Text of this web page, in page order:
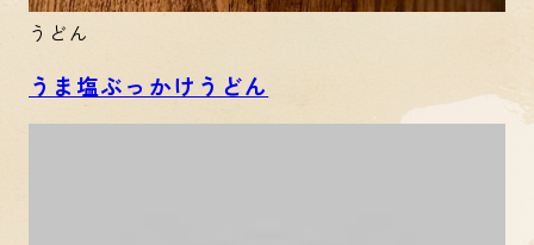
うどん
うま塩ぶっかけうどん